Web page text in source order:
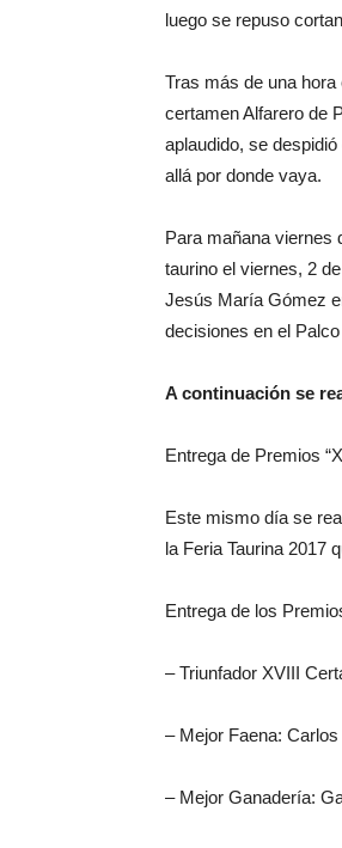
luego se repuso
Tras más de una hora
certamen Alfarero de
aplaudido, se
allá por donde vaya.
Para mañana viernes
taurino el viernes, 2
Jesús María Gómez
decisiones en el
A continuación se
Entrega de Premios
Este mismo día se
la Feria Taurina 2017
Entrega de los
– Triunfador XVIII
– Mejor Faena:
– Mejor Ganadería: